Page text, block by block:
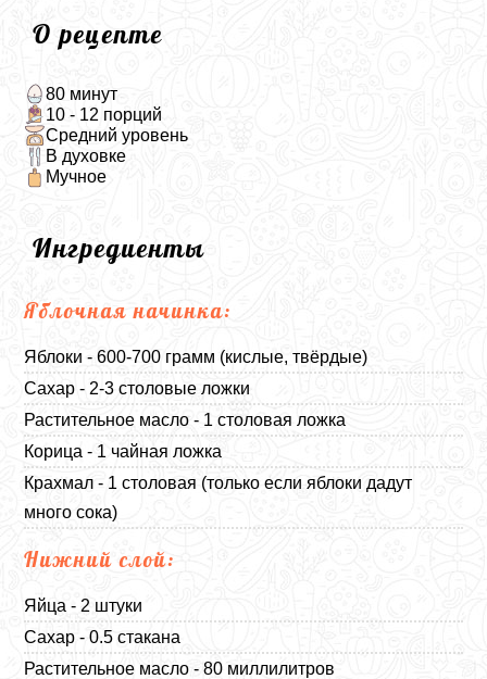
О рецепте
80 минут
10 - 12 порций
Средний уровень
В духовке
Мучное
Ингредиенты
Яблочная начинка:
Яблоки - 600-700 грамм (кислые, твёрдые)
Сахар - 2-3 столовые ложки
Растительное масло - 1 столовая ложка
Корица - 1 чайная ложка
Крахмал - 1 столовая (только если яблоки дадут
много сока)
Нижний слой:
Яйца - 2 штуки
Сахар - 0.5 стакана
Растительное масло - 80 миллилитров